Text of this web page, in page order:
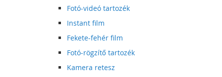
Fotó-videó tartozék
Instant film
Fekete-fehér film
Fotó-rögzítő tartozék
Kamera retesz